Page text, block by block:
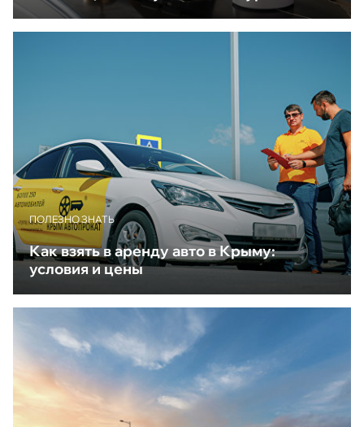
ПОЛЕЗНО ЗНАТЬ
Как взять в аренду авто в Крыму:
условия и цены